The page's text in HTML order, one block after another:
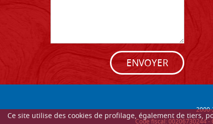
Ce site utilise des cookies de profilage, également de tiers,
ENVOYER
2000-
Code fiscal: 00206730244 -